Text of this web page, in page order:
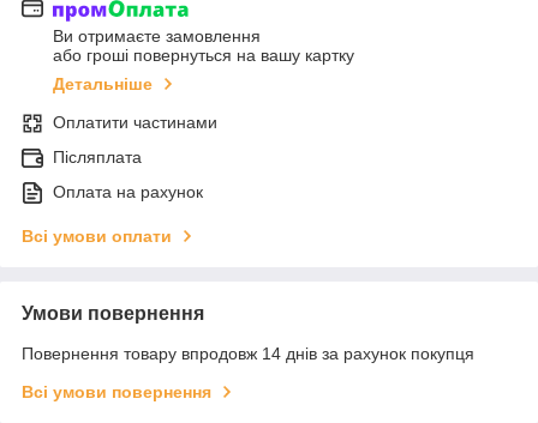
Ви отримаєте замовлення
або гроші повернуться на вашу картку
Детальніше
Оплатити частинами
Післяплата
Оплата на рахунок
Всі умови оплати
Умови повернення
Повернення товару впродовж 14 днів за рахунок покупця
Всі умови повернення